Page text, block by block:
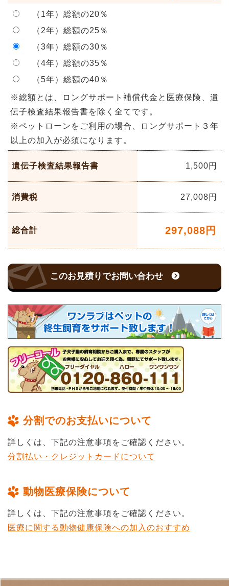
（1年）総額の20％
（2年）総額の25％
（3年）総額の30％
（4年）総額の35％
（5年）総額の40％
※総額とは、ロングサポート補償代金と医療保険、遺
伝子検査結果報告書を除く全てです。
※ペットローンをご利用の場合、ロングサポート３年
以上の加入が必須になります。
遺伝子検査結果報告書 1,500円
消費税 27,008円
総合計 297,088 円
このお見積りでお問い合わせ
分割でのお支払いについて
詳しくは、下記の注意事項をご確認ください。
分割払い・クレジットカードについて
動物医療保険について
詳しくは、下記の注意事項をご確認ください。
医療に関する動物健康保険への加入のおすすめ